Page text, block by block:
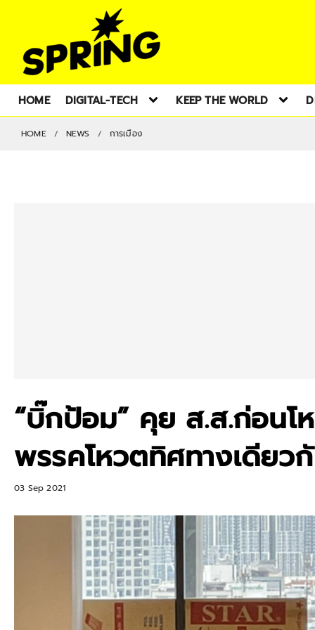
HOME DIGITAL-TECH KEEP THE WORLD
HOME NEWS การเมือง
“บิ๊กป้อม” คุย ส.ส.ก่อนโ
พรรคโหวตทิศทางเดียว
03 Sep 2021